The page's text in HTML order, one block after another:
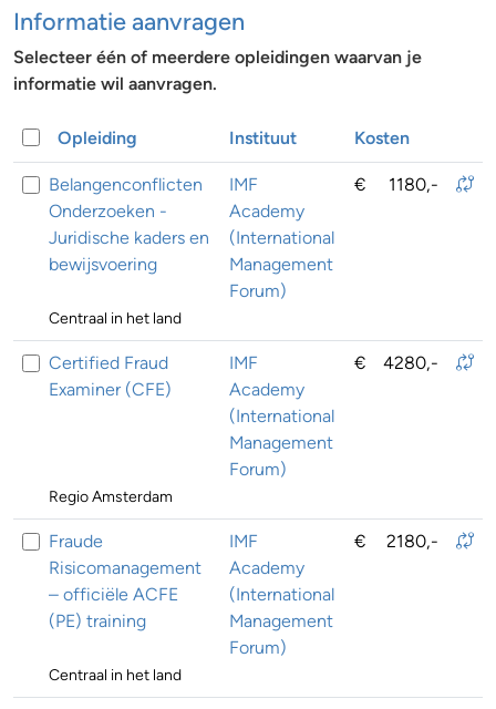
Informatie aanvragen
Selecteer één of meerdere opleidingen waarvan je
informatie wil aanvragen.
Opleiding Instituut Kosten
Belangenconflicten
Onderzoeken -
Juridische kaders en
bewijsvoering
IMF
Academy
(International
Management
Forum)
€ 1180,-
Centraal in het land
Certified Fraud
Examiner (CFE)
IMF
Academy
(International
Management
Forum)
€ 4280,-
Regio Amsterdam
Fraude
Risicomanagement
– officiële ACFE
(PE) training
IMF
Academy
(International
Management
Forum)
€ 2180,-
Centraal in het land